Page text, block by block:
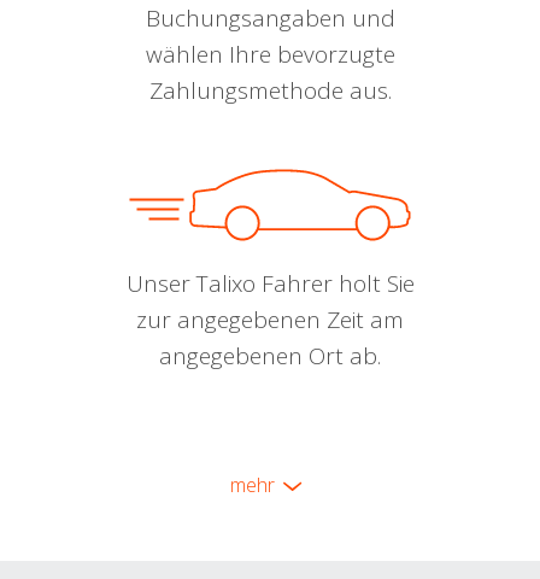
Buchungsangaben und
wählen Ihre bevorzugte
Zahlungsmethode aus.
Unser Talixo Fahrer holt Sie
zur angegebenen Zeit am
angegebenen Ort ab.
mehr